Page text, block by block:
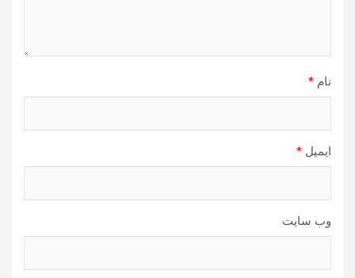
نام *
ایمیل *
وب‌ سایت